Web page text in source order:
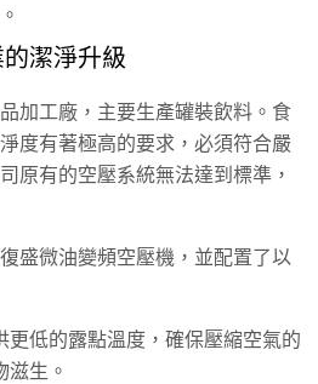
。
潔淨升級
加工廠，主要生產罐裝飲料。食
度有著極高的要求，必須符合嚴
原有的空壓系統無法達到標準，
盛微油變頻空壓機，並配置了以
更低的露點溫度，確保壓縮空氣的
滋生。